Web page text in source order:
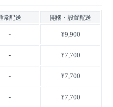
常配送 開梱・設置配送
- ¥9,900
- ¥7,700
- ¥7,700
- ¥7,700